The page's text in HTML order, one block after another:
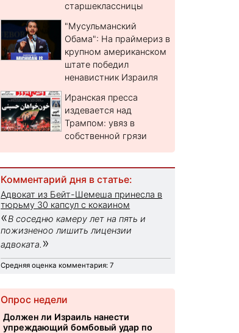
старшеклассницы
"Мусульманский
Обама": На праймериз в
крупном американском
штате победил
ненавистник Израиля
Иранская пресса
издевается над
Трампом: увяз в
собственной грязи
Комментарий дня в статье:
Адвокат из Бейт-Шемеша принесла в
тюрьму 30 капсул с кокаином
«В соседню камеру лет на пять и
пожизненоо лишить лицензии
адвоката. »
Средняя оценка комментария: 7
Опрос недели
Должен ли Израиль нанести
упреждающий бомбовый удар по